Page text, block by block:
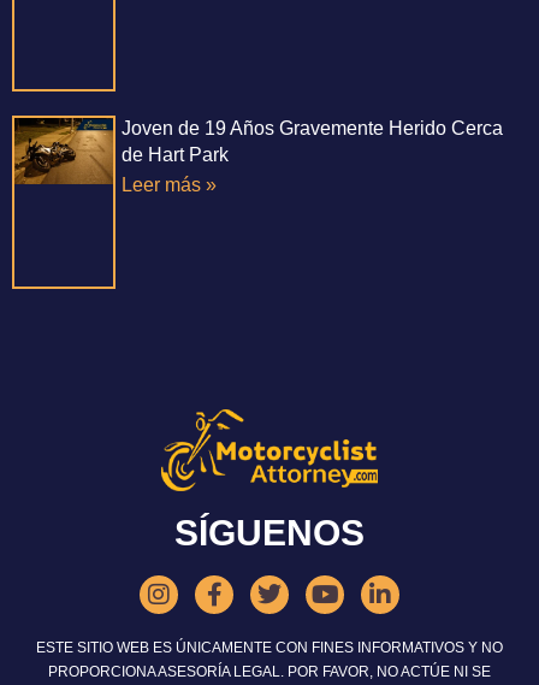
Joven de 19 Años Gravemente Herido Cerca
de Hart Park
Leer más »
SÍGUENOS
ESTE SITIO WEB ES ÚNICAMENTE CON FINES INFORMATIVOS Y NO
PROPORCIONA ASESORÍA LEGAL. POR FAVOR, NO ACTÚE NI SE